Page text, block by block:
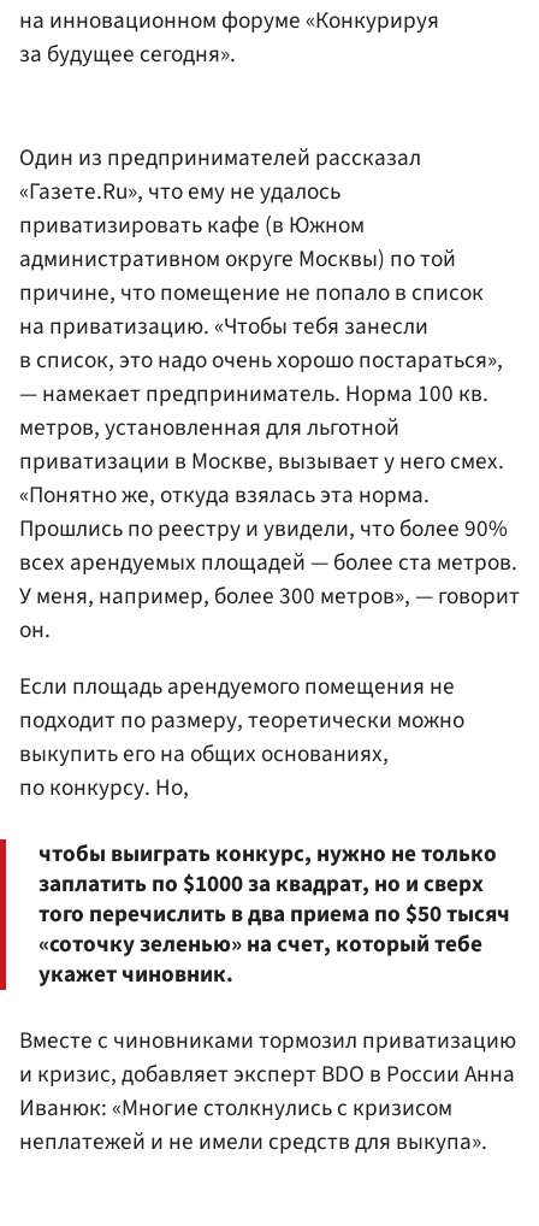
на инновационном форуме «Конкурируя
за будущее сегодня».
Один из предпринимателей рассказал
«Газете.Ru», что ему не удалось
приватизировать кафе (в Южном
административном округе Москвы) по той
причине, что помещение не попало в список
на приватизацию. «Чтобы тебя занесли
в список, это надо очень хорошо постараться»,
— намекает предприниматель. Норма 100 кв.
метров, установленная для льготной
приватизации в Москве, вызывает у него смех.
«Понятно же, откуда взялась эта норма.
Прошлись по реестру и увидели, что более 90%
всех арендуемых площадей — более ста метров.
У меня, например, более 300 метров», — говорит
он.
Если площадь арендуемого помещения не
подходит по размеру, теоретически можно
выкупить его на общих основаниях,
по конкурсу. Но,
чтобы выиграть конкурс, нужно не только
заплатить по $1000 за квадрат, но и сверх
того перечислить в два приема по $50 тысяч
«соточку зеленью» на счет, который тебе
укажет чиновник.
Вместе с чиновниками тормозил приватизацию
и кризис, добавляет эксперт BDO в России Анна
Иванюк: «Многие столкнулись с кризисом
неплатежей и не имели средств для выкупа».